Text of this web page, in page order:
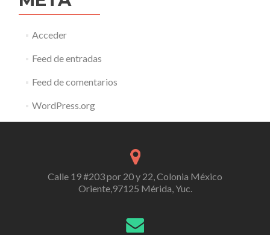
Acceder
Feed de entradas
Feed de comentarios
WordPress.org
Calle 19 #203 por 20 y 22, Colonia México
Oriente,97125 Mérida, Yuc.